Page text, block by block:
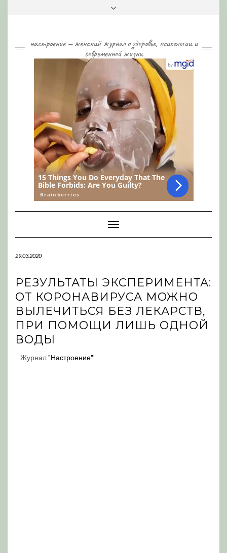
настроение — женский журнал о здоровье, психологии и
современной жизни
Toggle
Navigation
29.03.2020
РЕЗУЛЬТАТЫ ЭКСПЕРИМЕНТА:
ОТ КОРОНАВИРУСА МОЖНО
ВЫЛЕЧИТЬСЯ БЕЗ ЛЕКАРСТВ,
ПРИ ПОМОЩИ ЛИШЬ ОДНОЙ
ВОДЫ
Журнал"Настроение"'